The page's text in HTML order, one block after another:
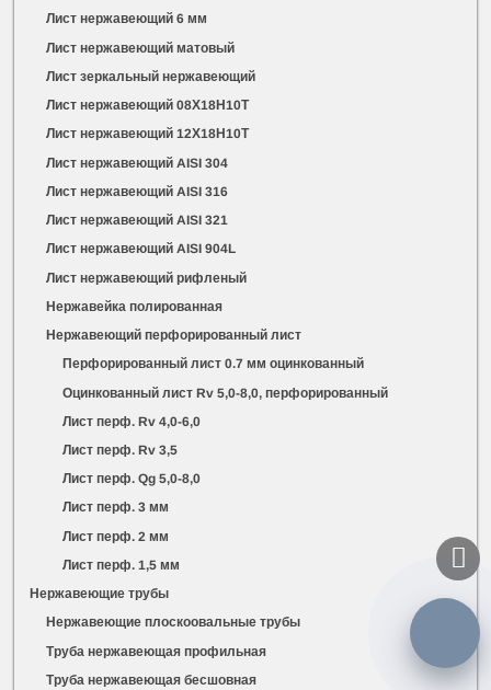
Лист нержавеющий 6 мм
Лист нержавеющий матовый
Лист зеркальный нержавеющий
Лист нержавеющий 08Х18Н10Т
Лист нержавеющий 12Х18Н10Т
Лист нержавеющий AISI 304
Лист нержавеющий AISI 316
Лист нержавеющий AISI 321
Лист нержавеющий AISI 904L
Лист нержавеющий рифленый
Нержавейка полированная
Нержавеющий перфорированный лист
Перфорированный лист 0.7 мм оцинкованный
Оцинкованный лист Rv 5,0-8,0, перфорированный
Лист перф. Rv 4,0-6,0
Лист перф. Rv 3,5
Лист перф. Qg 5,0-8,0
Лист перф. 3 мм
Лист перф. 2 мм
Лист перф. 1,5 мм
Нержавеющие трубы
Нержавеющие плоскоовальные трубы
Труба нержавеющая профильная
Труба нержавеющая бесшовная